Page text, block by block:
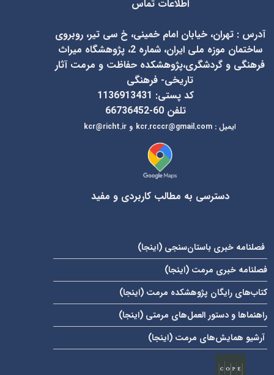
اطلاعات تماس
آدرس : تهران، خیابان امام خمینی، خ سی تیر، روبروی
ساختمان موزه ملی ایران، شماره 2، پژوهشگاه میراث
فرهنگی و گردشگری،پژوهشکده حفاظت و مرمت آثار
تاریخی- فرهنگی
کد پستی: 1136913431
تلفن 60-66736452
ایمیل:
kcr@richt.ir و kcr.rcccr@gmail.com
دسترسی به مطالب کاربردی و مفید
فصلنامه خبری باستان‌سنجی ( اینجا)
فصلنامه خبری مرمت ( اینجا)
کتاب‌های رایگان پژوهشکده مرمت ( اینجا)
راهنماها و دستور العمل‌های مرمتی ( اینجا)
آرشیو همایش‌های مرمت ( اینجا)